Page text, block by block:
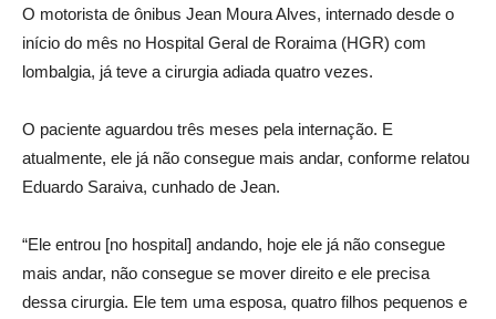
O motorista de ônibus Jean Moura Alves, internado desde o
início do mês no Hospital Geral de Roraima (HGR) com
lombalgia, já teve a cirurgia adiada quatro vezes.
O paciente aguardou três meses pela internação. E
atualmente, ele já não consegue mais andar, conforme relatou
Eduardo Saraiva, cunhado de Jean.
“Ele entrou [no hospital] andando, hoje ele já não consegue
mais andar, não consegue se mover direito e ele precisa
dessa cirurgia. Ele tem uma esposa, quatro filhos pequenos e